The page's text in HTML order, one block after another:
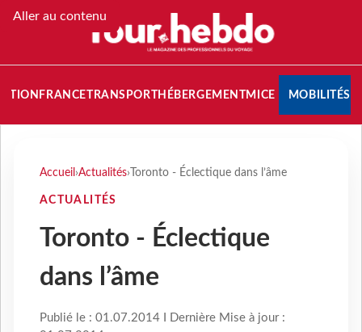
Aller au contenu
FRANCETRANSPORT HÉBERGEMENTMICE MOBILITÉS
Accueil ›Actualités› Toronto - Éclectique dans l’âme
ACTUALITÉS
Toronto - Éclectique
dans l’âme
Publié le : 01.07.2014 I Dernière Mise à jour :